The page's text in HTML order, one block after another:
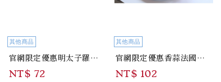
其他商品
官網限定優惠明太子羅宋麵包 Mentaiko Borsch Bread
NT$ 72
其他商品
官網限定優惠香蒜法國長棍Pesto Baguette
NT$ 102